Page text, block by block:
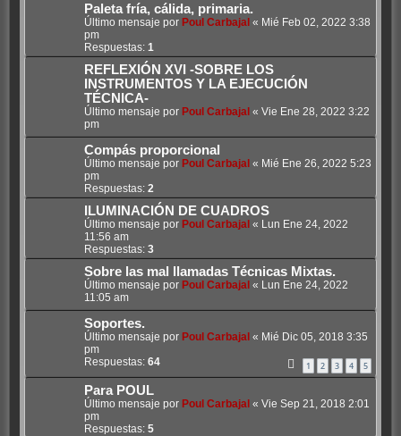
Paleta fría, cálida, primaria.
Último mensaje por Poul Carbajal « Mié Feb 02, 2022 3:38
pm
Respuestas: 1
REFLEXIÓN XVI -SOBRE LOS
INSTRUMENTOS Y LA EJECUCIÓN
TÉCNICA-
Último mensaje por Poul Carbajal « Vie Ene 28, 2022 3:22
pm
Compás proporcional
Último mensaje por Poul Carbajal « Mié Ene 26, 2022 5:23
pm
Respuestas: 2
ILUMINACIÓN DE CUADROS
Último mensaje por Poul Carbajal « Lun Ene 24, 2022
11:56 am
Respuestas: 3
Sobre las mal llamadas Técnicas Mixtas.
Último mensaje por Poul Carbajal « Lun Ene 24, 2022
11:05 am
Soportes.
Último mensaje por Poul Carbajal « Mié Dic 05, 2018 3:35
pm
Respuestas: 64 1 2 3 4 5
Para POUL
Último mensaje por Poul Carbajal« Vie Sep 21, 2018 2:01
pm
Respuestas: 5